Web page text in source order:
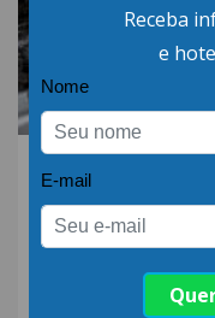
06.AGO.26 | POR:
Qual a
neutro?